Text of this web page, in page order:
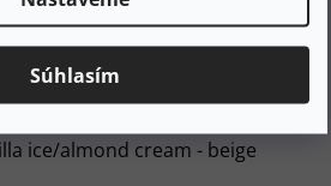
Súhlasím
55,60 €
obuv REELAX BREAK 6.0
ice/almond cream - beige